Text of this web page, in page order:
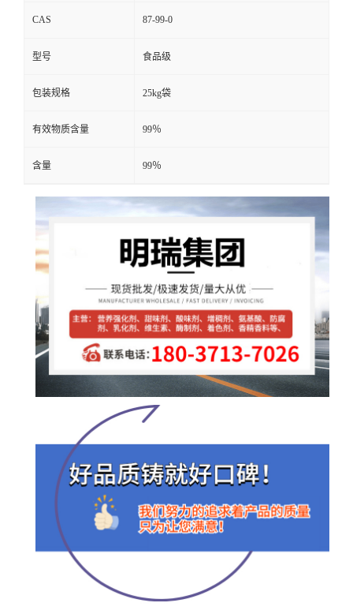
CAS 87-99-0
型号 食品级
包装规格 25kg袋
有效物质含量 99％
含量 99％